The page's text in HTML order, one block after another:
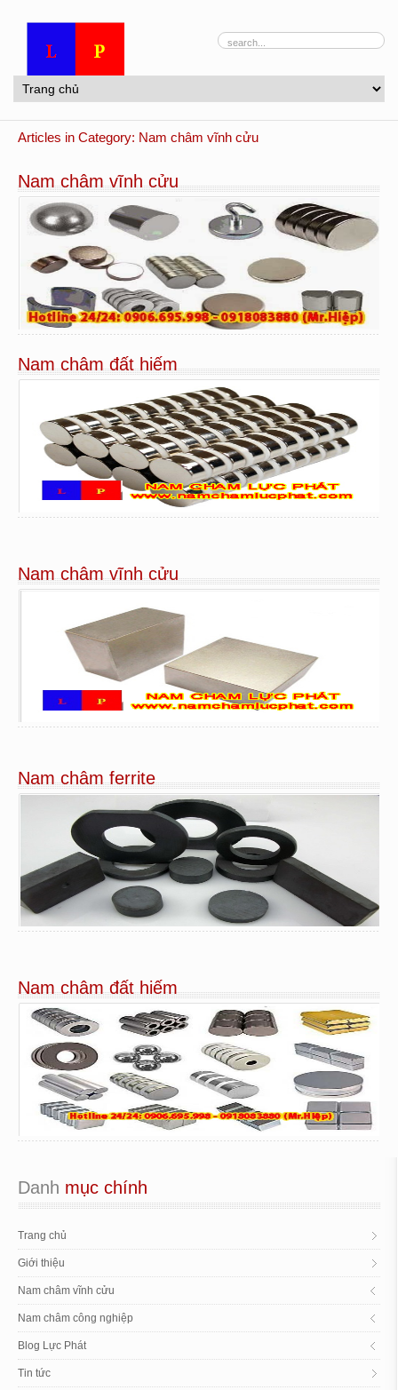
Articles in Category: Nam châm vĩnh cửu
Nam châm vĩnh cửu
Nam châm đất hiếm
Nam châm vĩnh cửu
Nam châm ferrite
Nam châm đất hiếm
Danh mục chính
Trang chủ
Giới thiệu
Nam châm vĩnh cửu
Nam châm công nghiệp
Blog Lực Phát
Tin tức